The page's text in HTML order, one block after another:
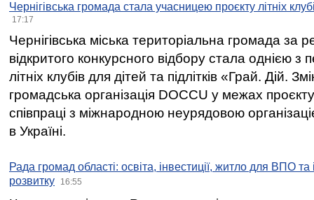
Чернігівська громада стала учасницею проєкту літніх
17:17
Чернігівська міська територіальна громада за
відкритого конкурсного відбору стала однією
літніх клубів для дітей та підлітків «Грай. Дій.
громадська організація DOCCU у межах
співпраці з міжнародною неурядовою
в Україні.
Рада громад області: освіта, інвестиції, житло для ВПО
розвитку
16:55